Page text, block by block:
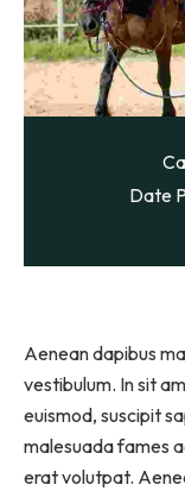
Date
Aenean dapibus
vestibulum. In sit
euismod, suscipit
malesuada fames
erat volutpat.